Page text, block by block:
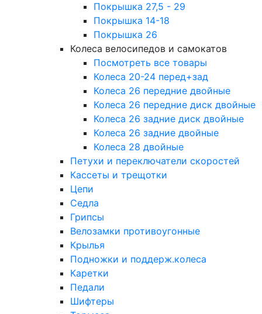
Покрышка 27,5 - 29
Покрышка 14-18
Покрышка 26
Колеса велосипедов и самокатов
Посмотреть все товары
Колеса 20-24 перед+зад
Колеса 26 передние двойные
Колеса 26 передние диск двойные
Колеса 26 задние диск двойные
Колеса 26 задние двойные
Колеса 28 двойные
Петухи и переключатели скоростей
Кассеты и трещотки
Цепи
Седла
Грипсы
Велозамки противоугонные
Крылья
Подножки и поддерж.колеса
Каретки
Педали
Шифтеры